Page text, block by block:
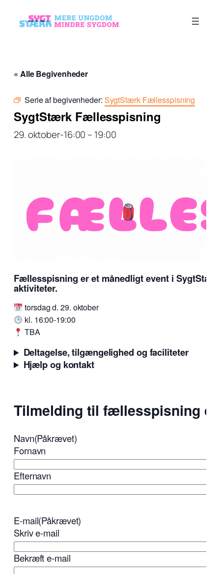
« Alle Begivenheder
Serie af begivenheder: SygtStærk Fællesspisning
SygtStærk Fællesspisning
29. oktober-16:00 – 19:00
Fællesspisning er et månedligt event i
aktiviteter.
torsdag d. 29. oktober
kl. 16:00-19:00
TBA
Deltagelse, tilgængelighed og faciliteter
Hjælp og kontakt
Tilmelding til fællesspisning d.
Navn(Påkrævet)
Fornavn
Efternavn
E-mail(Påkrævet)
Skriv e-mail
Bekræft e-mail